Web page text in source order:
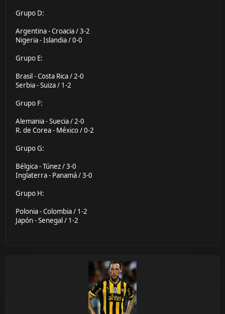
Grupo D:
Argentina - Croacia / 3-2
Nigeria - Islandia / 0-0
Grupo E:
Brasil - Costa Rica / 2-0
Serbia - Suiza / 1-2
Grupo F:
Alemania - Suecia / 2-0
R. de Corea - México / 0-2
Grupo G:
Bélgica - Túnez / 3-0
Inglaterra - Panamá / 3-0
Grupo H:
Polonia - Colombia / 1-2
Japón - Senegal / 1-2